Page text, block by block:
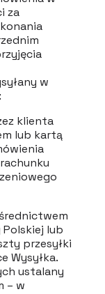
za
w
klienta
lub kartą
Polskiej lub
przesyłki
Wysyłka.
ustalany
– w